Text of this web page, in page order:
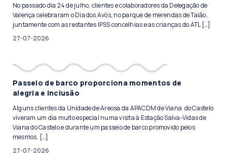
No passado dia 24 de julho, clientes e colaboradores da Delegação de
Valença celebraram o Dia dos Avós, no parque de merendas de Taião,
juntamente com as restantes IPSS concelhias e as crianças do ATL […]
27-07-2026
Passeio de barco proporciona momentos de
alegria e inclusão
Alguns clientes da Unidade de Areosa da APACDM de Viana do Castelo
viveram um dia muito especial numa visita à Estação Salva-Vidas de
Viana do Castelo e durante um passeio de barco promovido pelos
mesmos, […]
27-07-2026